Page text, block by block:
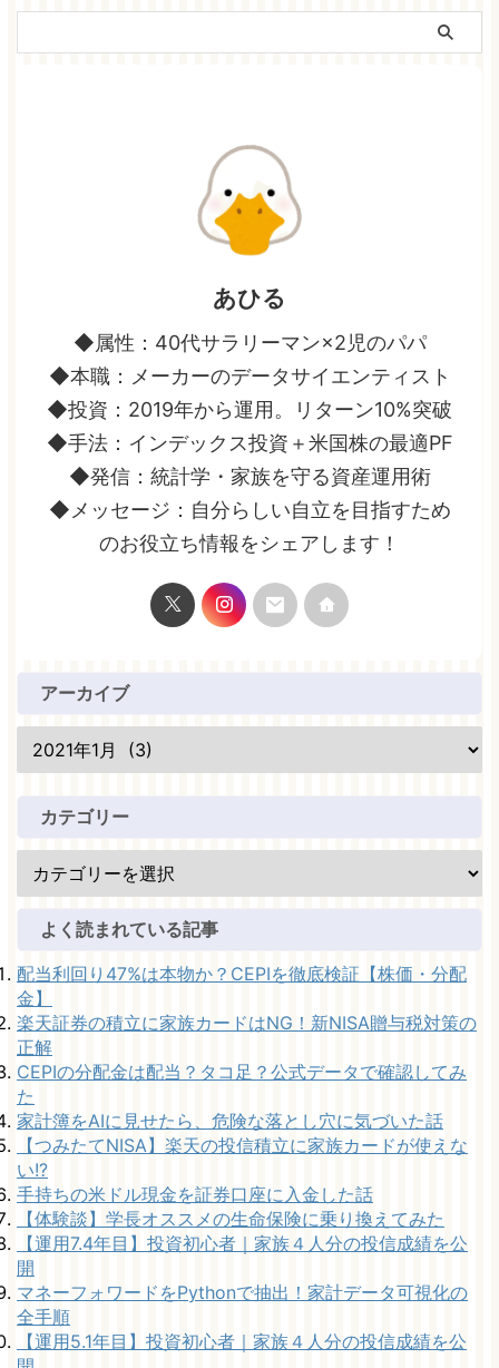
あひる
◆属性：40代サラリーマン×2児のパパ
◆本職：メーカーのデータサイエンティスト
◆投資：2019年から運用。リターン10%突破
◆手法：インデックス投資＋米国株の最適PF
◆発信：統計学・家族を守る資産運用術
◆メッセージ：自分らしい自立を目指すため
のお役立ち情報をシェアします！
アーカイブ
カテゴリー
よく読まれている記事
配当利回り47%は本物か？CEPIを徹底検証【株価・分配
金】
楽天証券の積立に家族カードはNG！新NISA贈与税対策の
正解
CEPIの分配金は配当？タコ足？公式データで確認してみ
た
家計簿をAIに見せたら、危険な落とし穴に気づいた話
【つみたてNISA】楽天の投信積立に家族カードが使えな
い!?
手持ちの米ドル現金を証券口座に入金した話
【体験談】学長オススメの生命保険に乗り換えてみた
【運用7.4年目】投資初心者｜家族４人分の投信成績を公
開
マネーフォワードをPythonで抽出！家計データ可視化の
全手順
【運用5.1年目】投資初心者｜家族４人分の投信成績を公